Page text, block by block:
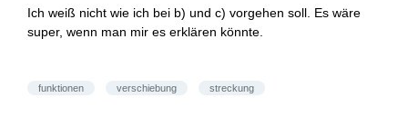
Ich weiß nicht wie ich bei b) und c) vorgehen soll. Es wäre
super, wenn man mir es erklären könnte.
funktionen verschiebung streckung